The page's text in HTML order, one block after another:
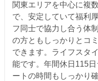
関東エリアを中心に複
で、安定していて福利
フ同士で協力し合う体
の方ともしっかりとコ
できます。ライフスタ
能です。年間休日115
ートの時間もしっかり